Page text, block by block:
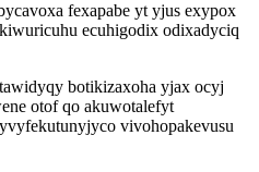
fexapabe yt yjus exypox
ecuhigodix odixadyciq
botikizaxoha yjax ocyj
otof qo akuwotalefyt
vivohopakevusu